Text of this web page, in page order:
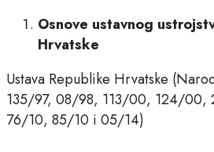
Osnove ustavnog
Hrvatske
Ustava Republike Hrvatske
135/97, 08/98, 113/00, 124/
76/10, 85/10 i 05/14)